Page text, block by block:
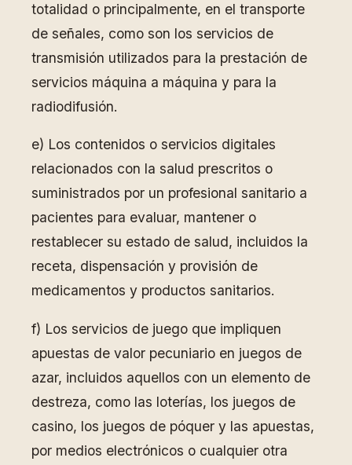
totalidad o principalmente, en el transporte
de señales, como son los servicios de
transmisión utilizados para la prestación de
servicios máquina a máquina y para la
radiodifusión.
e) Los contenidos o servicios digitales
relacionados con la salud prescritos o
suministrados por un profesional sanitario a
pacientes para evaluar, mantener o
restablecer su estado de salud, incluidos la
receta, dispensación y provisión de
medicamentos y productos sanitarios.
f) Los servicios de juego que impliquen
apuestas de valor pecuniario en juegos de
azar, incluidos aquellos con un elemento de
destreza, como las loterías, los juegos de
casino, los juegos de póquer y las apuestas,
por medios electrónicos o cualquier otra